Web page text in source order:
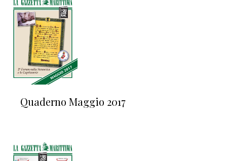
Quaderno Maggio 2017